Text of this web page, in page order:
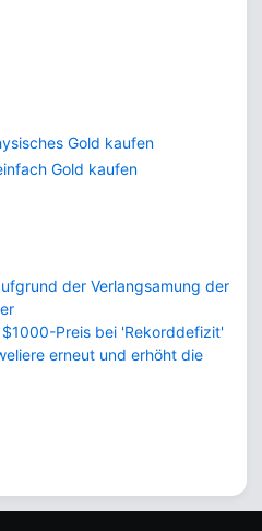
Gold kaufen
Gold kaufen
der Verlangsamung der
Preis bei 'Rekorddefizit'
erneut und erhöht die